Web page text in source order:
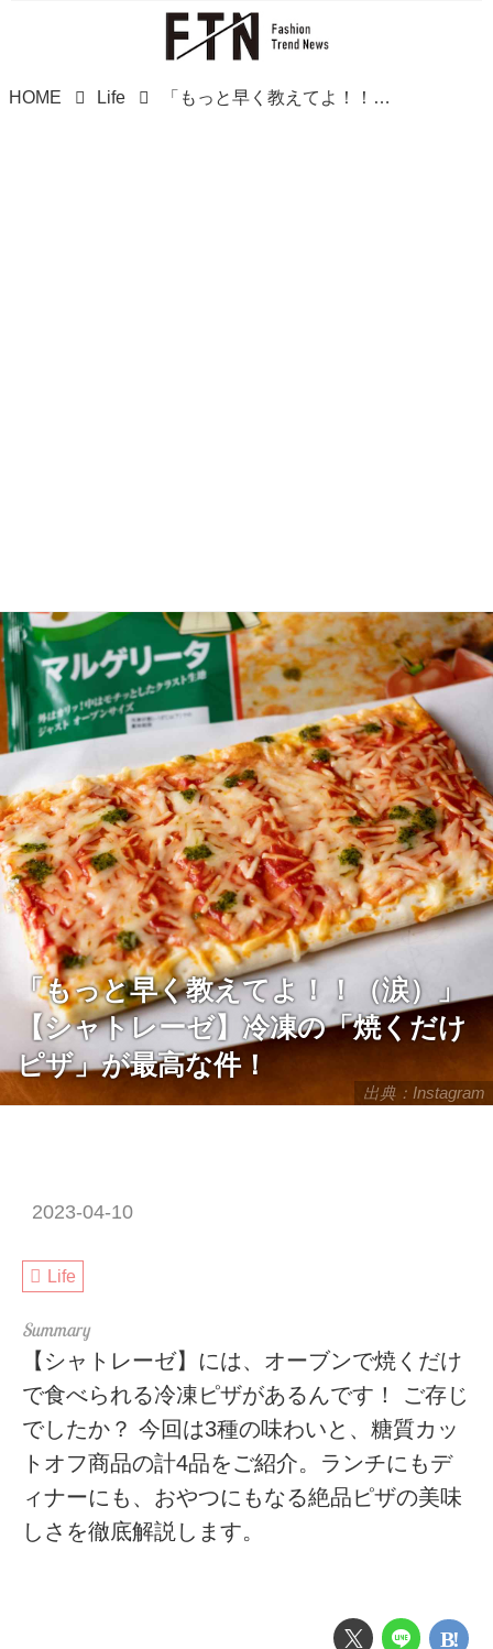
HOME Life 「もっと早く教えてよ！！（涙）」【シャトレーゼ】冷凍の「焼くだけピザ」が最高な件！
出典：Instagram
「もっと早く教えてよ！！（涙）」
【シャトレーゼ】冷凍の「焼くだけ
ピザ」が最高な件！
2023-04-10
Life
【シャトレーゼ】には、オーブンで焼くだけ
で食べられる冷凍ピザがあるんです！ ご存じ
でしたか？ 今回は3種の味わいと、糖質カッ
トオフ商品の計4品をご紹介。ランチにもデ
ィナーにも、おやつにもなる絶品ピザの美味
しさを徹底解説します。